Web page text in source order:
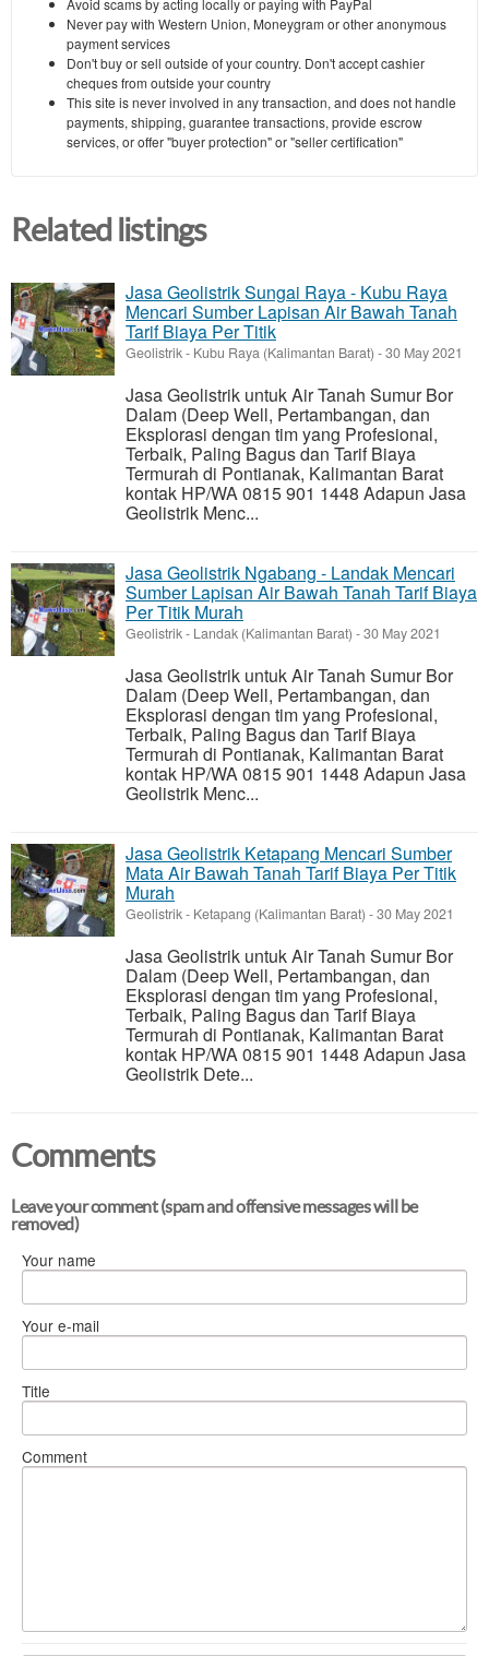
Avoid scams by acting locally or paying with PayPal
Never pay with Western Union, Moneygram or other anonymous
payment services
Don't buy or sell outside of your country. Don't accept cashier
cheques from outside your country
This site is never involved in any transaction, and does not handle
payments, shipping, guarantee transactions, provide escrow
services, or offer "buyer protection" or "seller certification"
Related listings
Jasa Geolistrik Sungai Raya - Kubu Raya
Mencari Sumber Lapisan Air Bawah Tanah
Tarif Biaya Per Titik
Geolistrik- Kubu Raya (Kalimantan Barat) -30 May 2021
Jasa Geolistrik untuk Air Tanah Sumur Bor
Dalam (Deep Well, Pertambangan, dan
Eksplorasi dengan tim yang Profesional,
Terbaik, Paling Bagus dan Tarif Biaya
Termurah di Pontianak, Kalimantan Barat
kontak HP/WA 0815 901 1448 Adapun Jasa
Geolistrik Menc...
Jasa Geolistrik Ngabang - Landak Mencari
Sumber Lapisan Air Bawah Tanah Tarif Biaya
Per Titik Murah
Geolistrik- Landak (Kalimantan Barat) -30 May 2021
Jasa Geolistrik untuk Air Tanah Sumur Bor
Dalam (Deep Well, Pertambangan, dan
Eksplorasi dengan tim yang Profesional,
Terbaik, Paling Bagus dan Tarif Biaya
Termurah di Pontianak, Kalimantan Barat
kontak HP/WA 0815 901 1448 Adapun Jasa
Geolistrik Menc...
Jasa Geolistrik Ketapang Mencari Sumber
Mata Air Bawah Tanah Tarif Biaya Per Titik
Murah
Geolistrik- Ketapang (Kalimantan Barat) -30 May 2021
Jasa Geolistrik untuk Air Tanah Sumur Bor
Dalam (Deep Well, Pertambangan, dan
Eksplorasi dengan tim yang Profesional,
Terbaik, Paling Bagus dan Tarif Biaya
Termurah di Pontianak, Kalimantan Barat
kontak HP/WA 0815 901 1448 Adapun Jasa
Geolistrik Dete...
Comments
Leave your comment (spam and offensive messages will be
removed)
Your name
Your e-mail
Title
Comment